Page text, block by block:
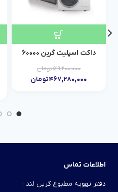
داکت اسپلیت گرین 60000
۵۱۹,۲۰۰,۰۰۰تومان
۴۶۷,۲۸۰,۰۰۰تومان
اطلاعات تماس
دفتر تهویه مطبوع گرین لند :